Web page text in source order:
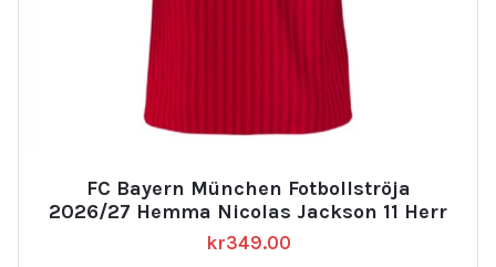
FC Bayern München Fotbollströja
2026/27 Hemma Nicolas Jackson 11 Herr
kr349.00